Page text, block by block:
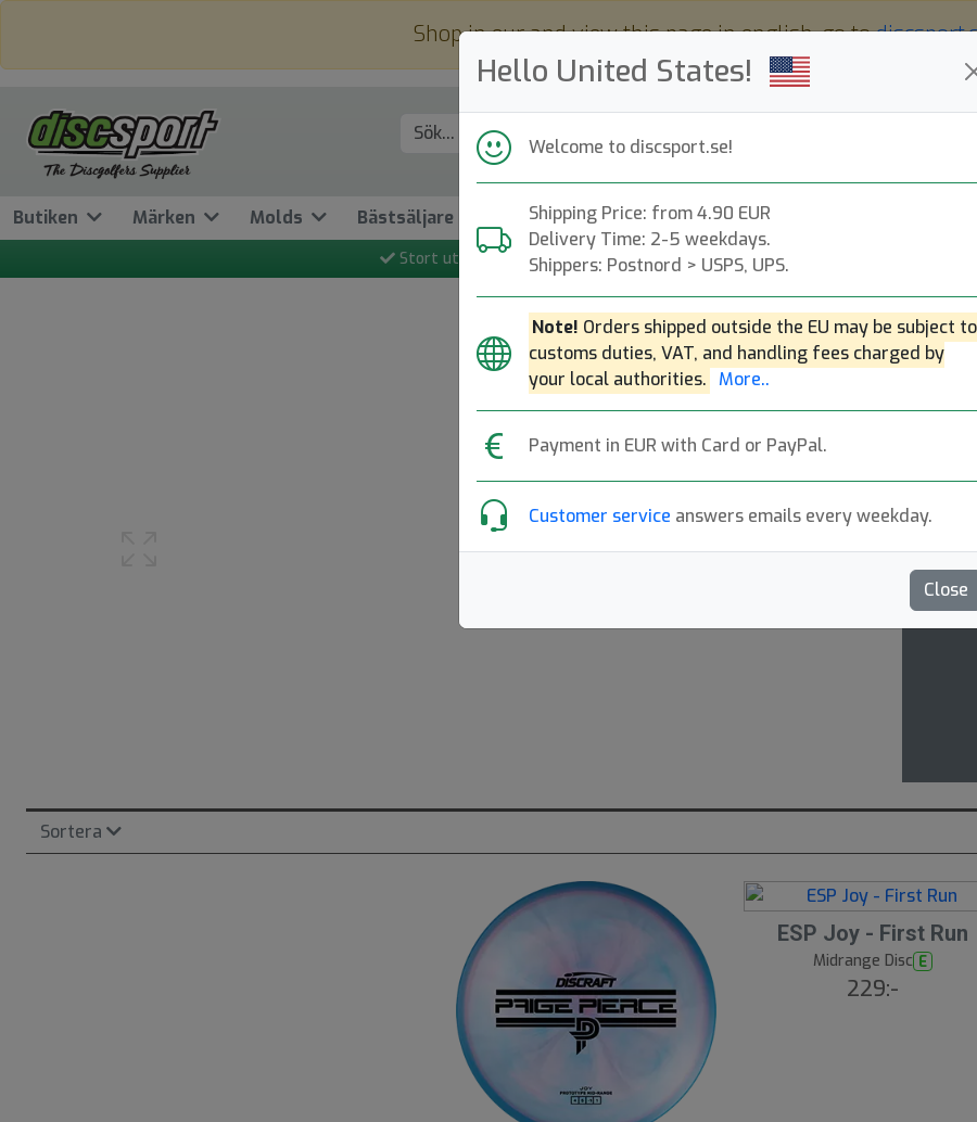
Hello United States!
Welcome to discsport.se!
Shipping Price: from 4.90 EUR
Delivery Time: 2-5 weekdays.
Shippers: Postnord > USPS, UPS.
Note! Orders shipped outside the EU may be subject to
customs duties, VAT, and handling fees charged by
your local authorities. More..
Payment in EUR with Card or PayPal.
Customer service answers emails every weekday.
Close
Shop in eur and view this page in english, go to
Butiken Märken Molds Bästsäljare Nyheter Påfyllt Kampanjer
Stort utbud Snabba leveranser Fri frakt över 149 EUR
134
Sortera
ESP Joy - First Run
Midrange Disc E
229:-